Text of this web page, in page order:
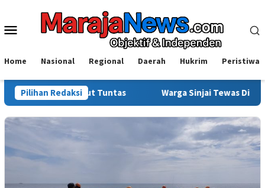
konten
Menu
Home Nasional Regional Daerah Hukrim Peristiwa
Pilihan Redaksi
Usut Tuntas Warga Sinjai Tewas Dikeroyok di